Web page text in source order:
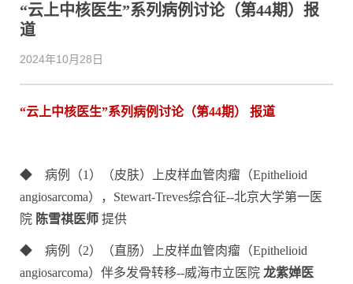
“云上中核医生”系列病例讨论（第44期）报
道
2024年10月28日
“云上中核医生”系列病例讨论（第44期） 报道
◆ 病例（1）
（皮肤）上皮样血管肉瘤（Epithelioid
angiosarcoma），Stewart-Treves综合征--北京大学第一医
院 陈雪祺医师 提供
◆ 病例（2）
（直肠）上皮样血管肉瘤（Epithelioid
angiosarcoma）伴多发骨转移--威海市立医院 龙紫婵医